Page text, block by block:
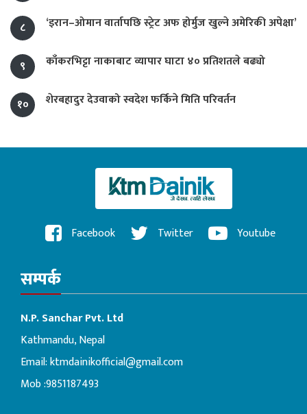
८ ‘इरान–ओमान वार्तापछि स्ट्रेट अफ होर्मुज खुल्ने अमेरिकी अपेक्षा’
९ काँकरभिट्टा नाकाबाट व्यापार घाटा ४० प्रतिशतले बढ्यो
१० शेरबहादुर देउवाको स्वदेश फर्किने मिति परिवर्तन
Facebook Twitter Youtube
सम्पर्क
N.P. Sanchar Pvt. Ltd
Kathmandu, Nepal
Email:ktmdainikofficial@gmail.com
Mob :9851187493